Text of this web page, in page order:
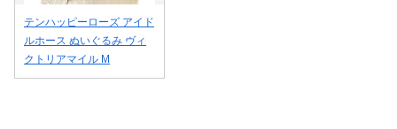
テンハッピーローズ アイド
ルホース ぬいぐるみ ヴィ
クトリアマイル M